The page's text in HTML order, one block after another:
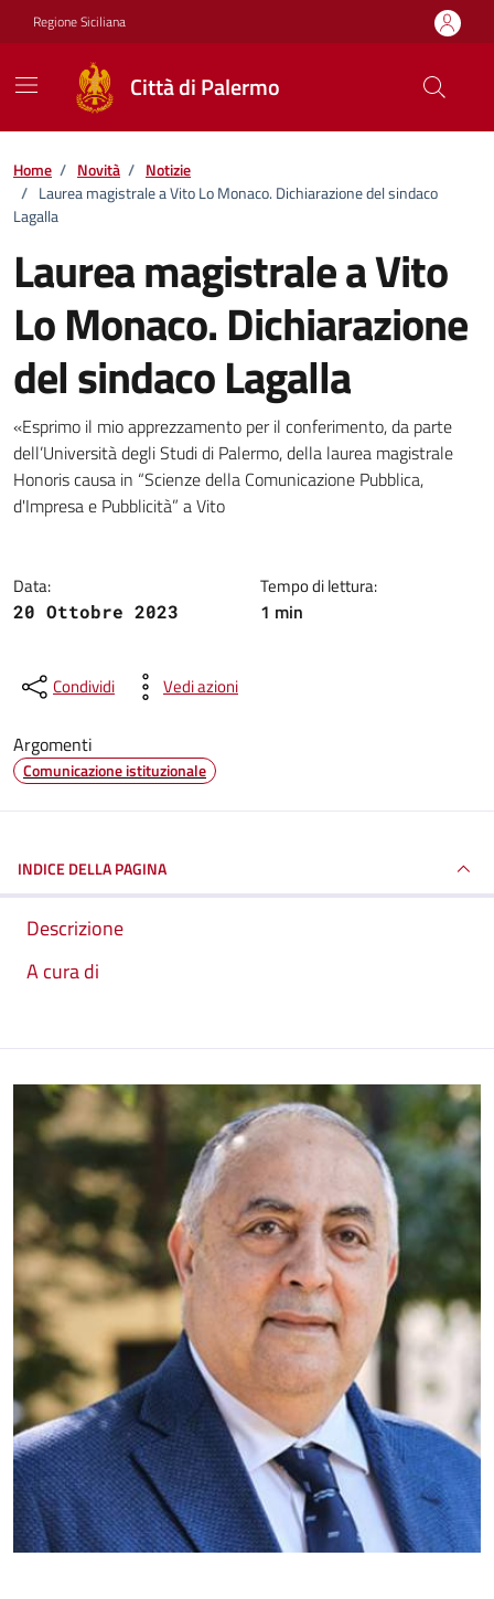
Vai ai contenuti
Vai al footer
Regione Siciliana
Città di Palermo
Home / Novità / Notizie
/ Laurea magistrale a Vito Lo Monaco. Dichiarazione del sindaco
Lagalla
Laurea magistrale a Vito
Lo Monaco. Dichiarazione
del sindaco Lagalla
Dettagli della notizia
«Esprimo il mio apprezzamento per il conferimento, da parte
dell’Università degli Studi di Palermo, della laurea magistrale
Honoris causa in “Scienze della Comunicazione Pubblica,
d'Impresa e Pubblicità” a Vito
Data:
20 Ottobre 2023
Tempo di lettura:
1 min
Condividi Vedi azioni
Argomenti
Comunicazione istituzionale
INDICE DELLA PAGINA
Descrizione
A cura di